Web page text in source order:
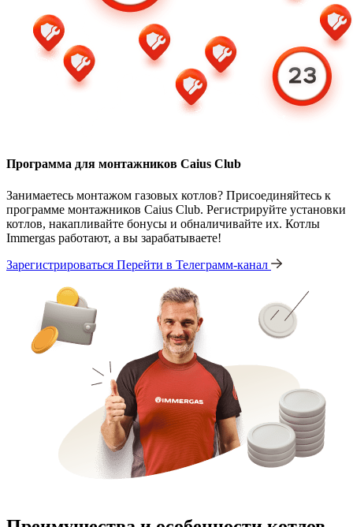
Программа для монтажников Caius Club
Занимаетесь монтажом газовых котлов? Присоединяйтесь к
программе монтажников Caius Club. Регистрируйте установки
котлов, накапливайте бонусы и обналичивайте их. Котлы
Immergas работают, а вы зарабатываете!
Зарегистрироваться Перейти в Телеграмм-канал